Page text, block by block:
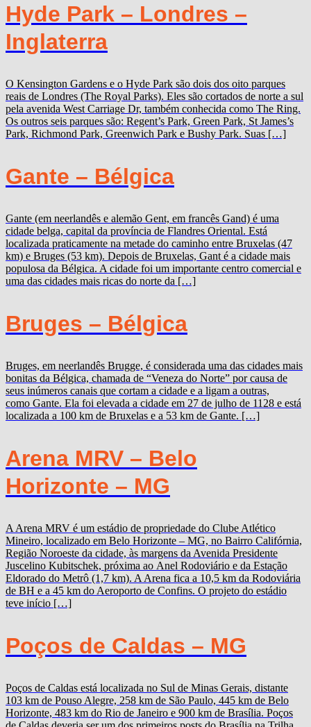
Hyde Park – Londres –
Inglaterra
O Kensington Gardens e o Hyde Park são dois dos oito parques
reais de Londres (The Royal Parks). Eles são cortados de norte a sul
pela avenida West Carriage Dr, também conhecida como The Ring.
Os outros seis parques são: Regent’s Park, Green Park, St James’s
Park, Richmond Park, Greenwich Park e Bushy Park. Suas […]
Gante – Bélgica
Gante (em neerlandês e alemão Gent, em francês Gand) é uma
cidade belga, capital da província de Flandres Oriental. Está
localizada praticamente na metade do caminho entre Bruxelas (47
km) e Bruges (53 km). Depois de Bruxelas, Gant é a cidade mais
populosa da Bélgica. A cidade foi um importante centro comercial e
uma das cidades mais ricas do norte da […]
Bruges – Bélgica
Bruges, em neerlandês Brugge, é considerada uma das cidades mais
bonitas da Bélgica, chamada de “Veneza do Norte” por causa de
seus inúmeros canais que cortam a cidade e a ligam a outras,
como Gante. Ela foi elevada a cidade em 27 de julho de 1128 e está
localizada a 100 km de Bruxelas e a 53 km de Gante. […]
Arena MRV – Belo
Horizonte – MG
A Arena MRV é um estádio de propriedade do Clube Atlético
Mineiro, localizado em Belo Horizonte – MG, no Bairro Califórnia,
Região Noroeste da cidade, às margens da Avenida Presidente
Juscelino Kubitschek, próxima ao Anel Rodoviário e da Estação
Eldorado do Metrô (1,7 km). A Arena fica a 10,5 km da Rodoviária
de BH e a 45 km do Aeroporto de Confins. O projeto do estádio
teve início […]
Poços de Caldas – MG
Poços de Caldas está localizada no Sul de Minas Gerais, distante
103 km de Pouso Alegre, 258 km de São Paulo, 445 km de Belo
Horizonte, 483 km do Rio de Janeiro e 900 km de Brasília. Poços